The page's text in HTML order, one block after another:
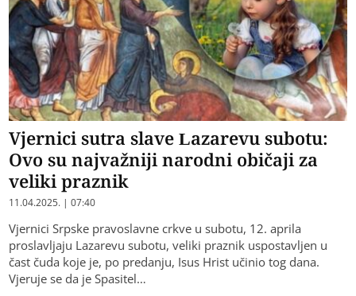
Vjernici sutra slave Lazarevu subotu:
Ovo su najvažniji narodni običaji za
veliki praznik
11.04.2025. | 07:40
Vjernici Srpske pravoslavne crkve u subotu, 12. aprila
proslavljaju Lazarevu subotu, veliki praznik uspostavljen u
čast čuda koje je, po predanju, Isus Hrist učinio tog dana.
Vjeruje se da je Spasitel…